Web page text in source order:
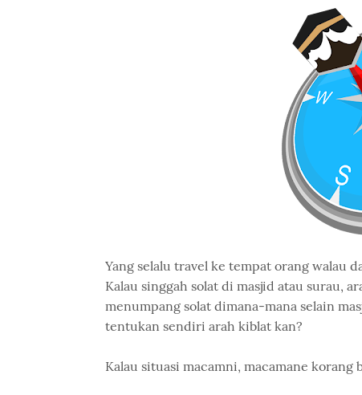
Yang selalu travel ke tempat orang walau
Kalau singgah solat di masjid atau surau,
menumpang solat dimana-mana selain
tentukan sendiri arah kiblat kan?
Kalau situasi macamni, macamane korang